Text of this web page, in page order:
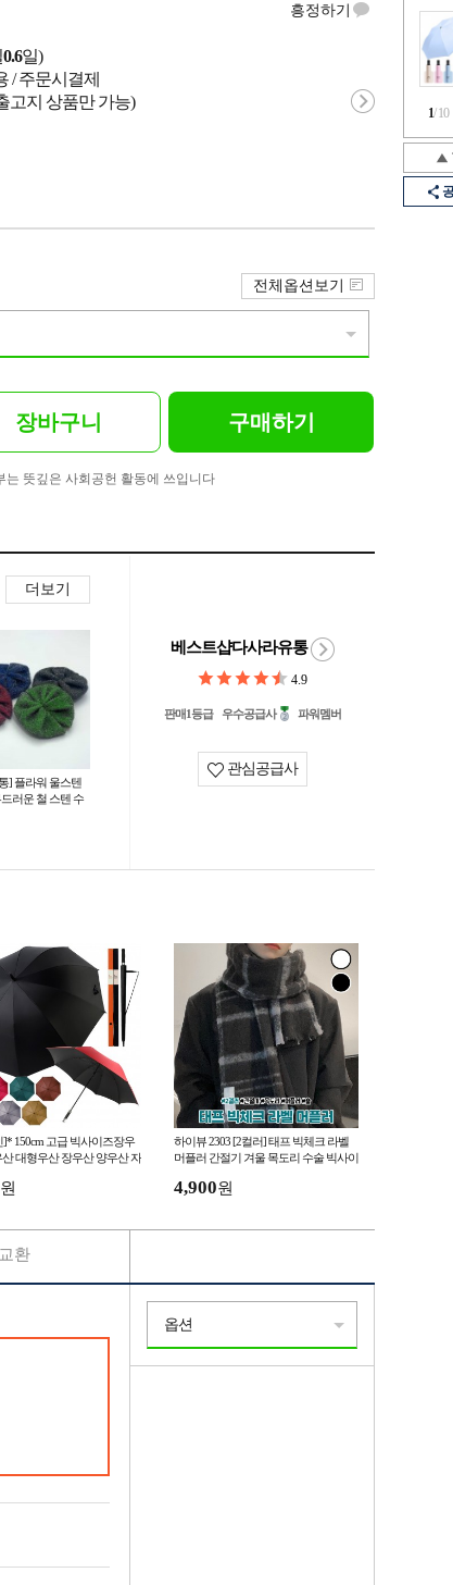
1/10
흥정하기
0.6일)
/ 주문시결제
고지 상품만 가능)
전체옵션보기
장바구니 구매하기
는 뜻깊은 사회공헌 활동에 쓰입니다
더보기
] 플라워 울스텐
러운 철 스텐 수
베스트샵다사라유통
4.9
판매1등급 우수공급사 파워멤버
관심공급사
150cm 고급 빅사이즈장우
대형우산 장우산 양우산 자
원
하이뷰 2303 [2컬러] 태프 빅체크 라벨
머플러 간절기 겨울 목도리 수술 빅사이
4,900원
환
옵션